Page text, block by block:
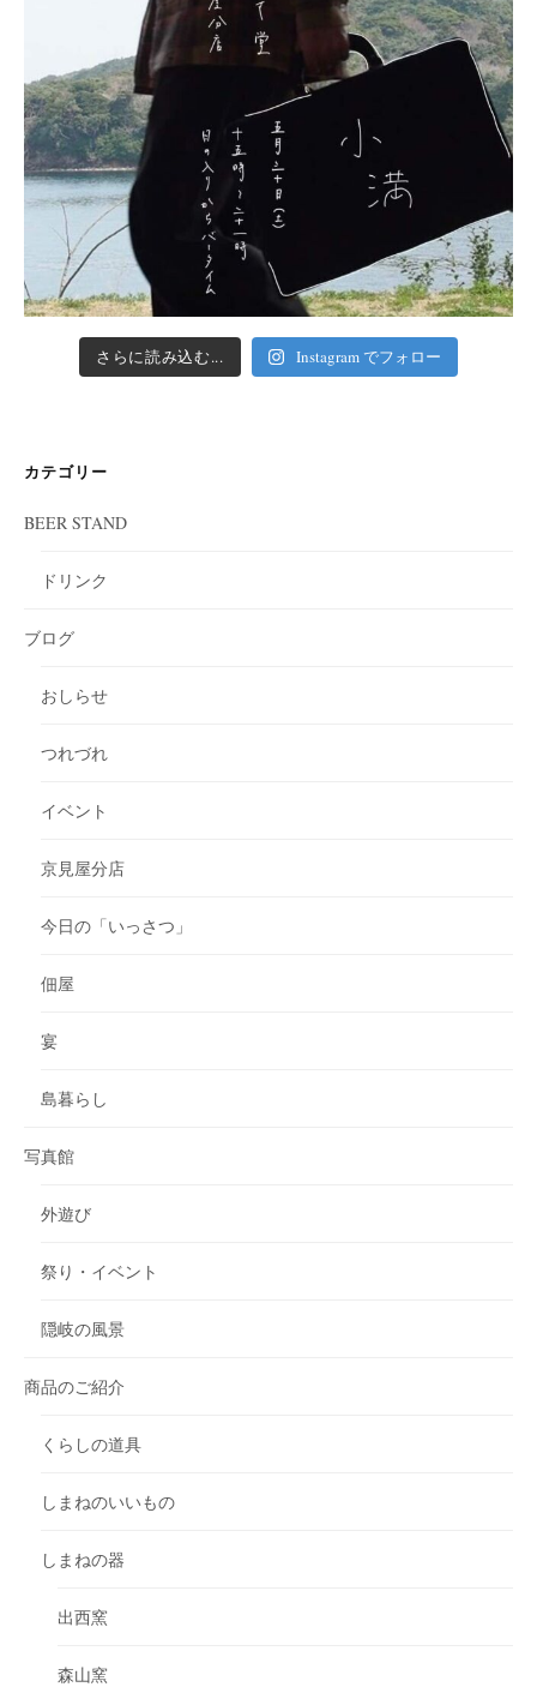
さらに読み込む... Instagram でフォロー
カテゴリー
BEER STAND
ドリンク
ブログ
おしらせ
つれづれ
イベント
京見屋分店
今日の「いっさつ」
佃屋
宴
島暮らし
写真館
外遊び
祭り・イベント
隠岐の風景
商品のご紹介
くらしの道具
しまねのいいもの
しまねの器
出西窯
森山窯